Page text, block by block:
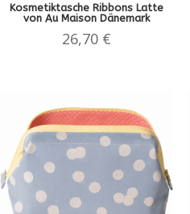
Kosmetiktasche Ribbons Latte
von Au Maison Dänemark
26,70 €